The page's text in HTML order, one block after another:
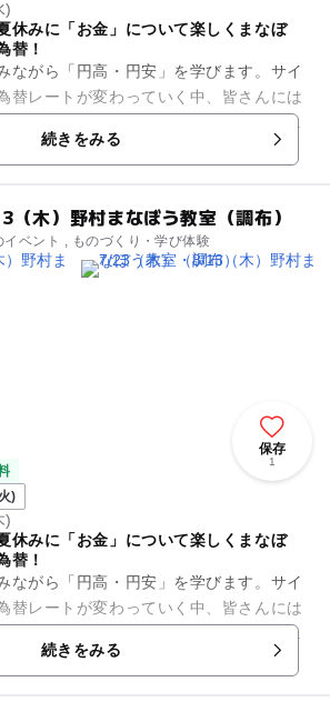
)
休みに「お金」について楽しくまなぼ
替！
ながら「円高・円安」を学びます。サイ
替レートが変わっていく中、皆さんには
もりで、消しゴムを輸入する体験をして
て、...続きをみる
木）野村まなぼう教室（調布）
ベント , ものづくり・学び体験
保存
1
)
)
休みに「お金」について楽しくまなぼ
替！
ながら「円高・円安」を学びます。サイ
替レートが変わっていく中、皆さんには
もりで、消しゴムを輸入する体験をして
て、...続きをみる